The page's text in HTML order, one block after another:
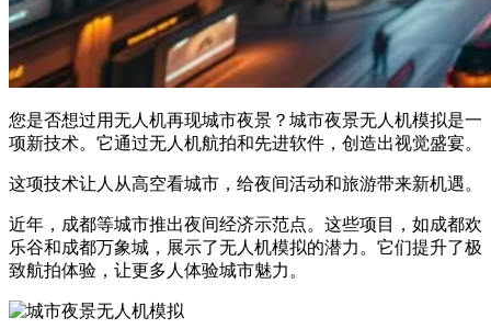
您是否想过用无人机再现城市夜景？城市夜景无人机模拟是一
项新技术。它通过无人机航拍和先进软件，创造出视觉盛宴。
这项技术让人从高空看城市，给夜间活动和旅游带来新机遇。
近年，成都等城市推出夜间经济示范点。这些项目，如成都欢
乐谷和成都万象城，展示了无人机模拟的潜力。它们提升了极
致航拍体验，让更多人体验城市魅力。